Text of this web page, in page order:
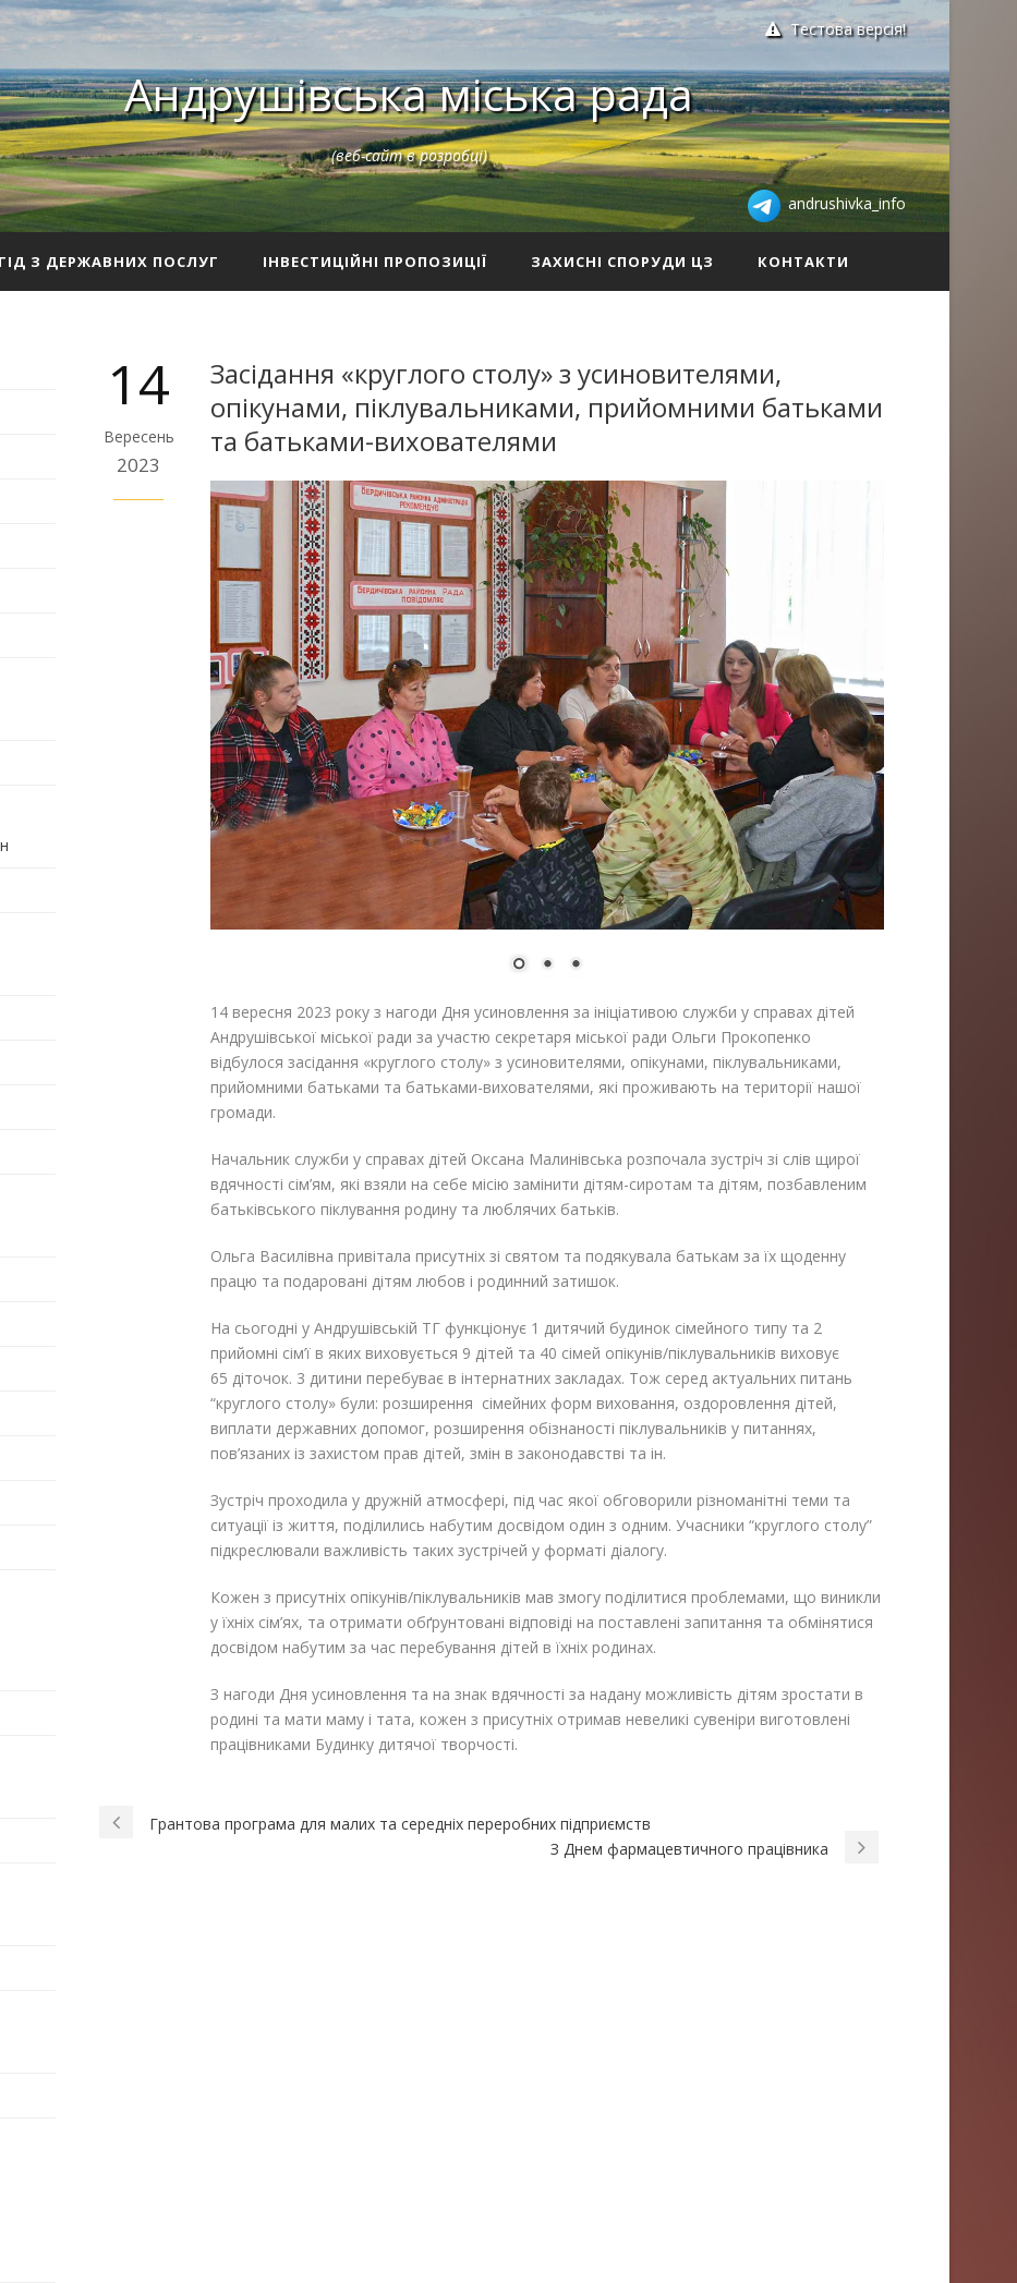
Тестова версія!
Андрушівська міська рада
(веб-сайт в розробці)
andrushivka_info
ГІД З ДЕРЖАВНИХ ПОСЛУГ ІНВЕСТИЦІЙНІ ПРОПОЗИЦІЇ ЗАХИСНІ СПОРУДИ ЦЗ КОНТАКТИ
14
Вересень
2023
Засідання «круглого столу» з усиновителями,
опікунами, піклувальниками, прийомними батьками
та батьками-вихователями
14 вересня 2023 року з нагоди Дня усиновлення за ініціативою служби у справах дітей
Андрушівської міської ради за участю секретаря міської ради Ольги Прокопенко
відбулося засідання «круглого столу» з усиновителями, опікунами, піклувальниками,
прийомними батьками та батьками-вихователями, які проживають на території нашої
громади.
Начальник служби у справах дітей Оксана Малинівська розпочала зустріч зі слів щирої
вдячності сім’ям, які взяли на себе місію замінити дітям-сиротам та дітям, позбавленим
батьківського піклування родину та люблячих батьків.
Ольга Василівна привітала присутніх зі святом та подякувала батькам за їх щоденну
працю та подаровані дітям любов і родинний затишок.
На сьогодні у Андрушівській ТГ функціонує 1 дитячий будинок сімейного типу та 2
прийомні сім’ї в яких виховується 9 дітей та 40 сімей опікунів/піклувальників виховує
65 діточок. 3 дитини перебуває в інтернатних закладах. Тож серед актуальних питань
“круглого столу» були: розширення сімейних форм виховання, оздоровлення дітей,
виплати державних допомог, розширення обізнаності піклувальників у питаннях,
пов’язаних із захистом прав дітей, змін в законодавстві та ін.
Зустріч проходила у дружній атмосфері, під час якої обговорили різноманітні теми та
ситуації із життя, поділились набутим досвідом один з одним. Учасники “круглого столу”
підкреслювали важливість таких зустрічей у форматі діалогу.
Кожен з присутніх опікунів/піклувальників мав змогу поділитися проблемами, що виникли
у їхніх сім’ях, та отримати обґрунтовані відповіді на поставлені запитання та обмінятися
досвідом набутим за час перебування дітей в їхніх родинах.
З нагоди Дня усиновлення та на знак вдячності за надану можливість дітям зростати в
родині та мати маму і тата, кожен з присутніх отримав невеликі сувеніри виготовлені
працівниками Будинку дитячої творчості.
Грантова програма для малих та середніх переробних підприємств
З Днем фармацевтичного працівника